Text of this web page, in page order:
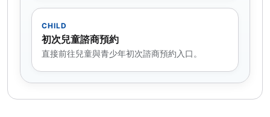
CHILD
初次兒童諮商預約
直接前往兒童與青少年初次諮商預約入口。